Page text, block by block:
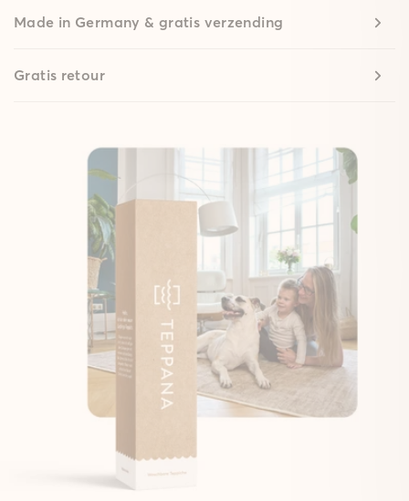
Made in Germany & gratis verzending
Gratis retour